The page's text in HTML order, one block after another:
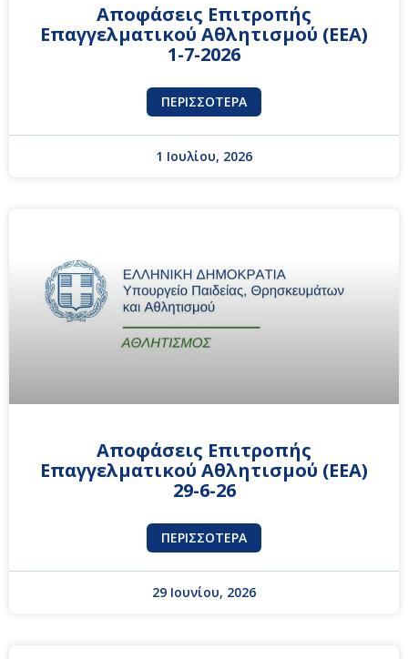
Αποφάσεις Επιτροπής
Επαγγελματικού Αθλητισμού (ΕΕΑ)
1-7-2026
ΠΕΡΙΣΣΌΤΕΡΑ
1 Ιουλίου, 2026
Αποφάσεις Επιτροπής
Επαγγελματικού Αθλητισμού (ΕΕΑ)
29-6-26
ΠΕΡΙΣΣΌΤΕΡΑ
29 Ιουνίου, 2026